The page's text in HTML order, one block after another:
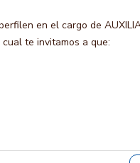
en el cargo de
te invitamos a que: